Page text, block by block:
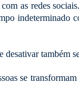
as redes
indeterminado
também
se